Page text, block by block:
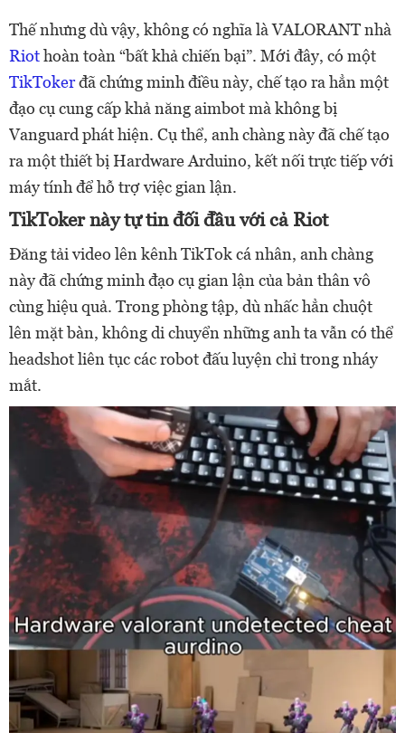
Thế nhưng dù vậy, không có nghĩa là VALORANT nhà
Riothoàn toàn “bất khả chiến bại”. Mới đây, có một
TikTokerđã chứng minh điều này, chế tạo ra hẳn một
đạo cụ cung cấp khả năng aimbot mà không bị
Vanguard phát hiện. Cụ thể, anh chàng này đã chế tạo
ra một thiết bị Hardware Arduino, kết nối trực tiếp với
máy tính để hỗ trợ việc gian lận.
TikToker này tự tin đối đầu với cả Riot
Đăng tải video lên kênh TikTok cá nhân, anh chàng
này đã chứng minh đạo cụ gian lận của bản thân vô
cùng hiệu quả. Trong phòng tập, dù nhấc hẳn chuột
lên mặt bàn, không di chuyển những anh ta vẫn có thể
headshot liên tục các robot đấu luyện chỉ trong nháy
mắt.